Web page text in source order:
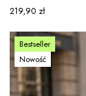
Cena
219,90 zł
Bestseller
Nowość